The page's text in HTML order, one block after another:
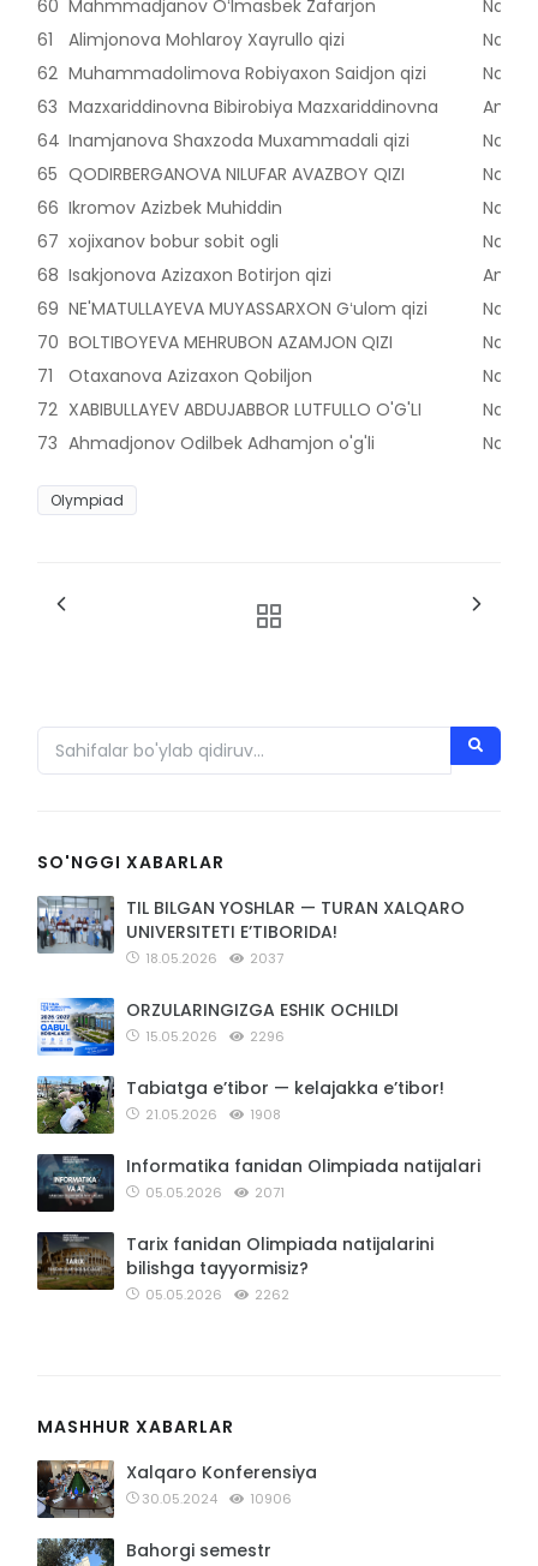
60 Mahmmadjanov Oʻlmasbek Zafarjon
61
Alimjonova Mohlaroy Xayrullo qizi
62 Muhammadolimova Robiyaxon Saidjon qizi
63 Mazxariddinovna Bibirobiya Mazxariddinovna
64 Inamjanova Shaxzoda Muxammadali qizi
65 QODIRBERGANOVA NILUFAR AVAZBOY QIZI
66 Ikromov Azizbek Muhiddin
67 xojixanov bobur sobit ogli
68 Isakjonova Azizaxon Botirjon qizi
69 NE'MATULLAYEVA MUYASSARXON Gʻulom qizi
70 BOLTIBOYEVA MEHRUBON AZAMJON QIZI
71
Otaxanova Azizaxon Qobiljon
72 XABIBULLAYEV ABDUJABBOR LUTFULLO O'G'LI
73 Ahmadjonov Odilbek Adhamjon o'g'li
Olympiad
SO'NGGI XABARLAR
TIL BILGAN YOSHLAR — TURAN XALQARO
UNIVERSITETI E’TIBORIDA!
18.05.2026 2037
ORZULARINGIZGA ESHIK OCHILDI
15.05.2026 2296
Tabiatga e’tibor — kelajakka e’tibor!
21.05.2026 1908
Informatika fanidan Olimpiada natijalari
05.05.2026 2071
Tarix fanidan Olimpiada natijalarini
bilishga tayyormisiz?
05.05.2026 2262
MASHHUR XABARLAR
Xalqaro Konferensiya
30.05.2024 10906
Bahorgi semestr